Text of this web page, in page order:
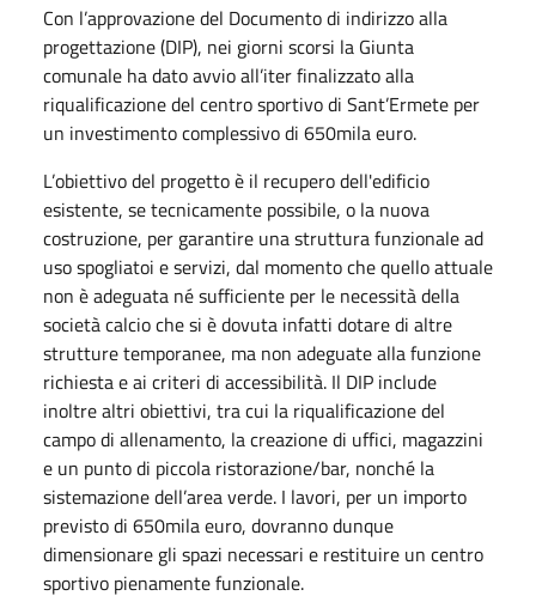
Con l’approvazione del Documento di indirizzo alla
progettazione (DIP), nei giorni scorsi la Giunta
comunale ha dato avvio all’iter finalizzato alla
riqualificazione del centro sportivo di Sant’Ermete per
un investimento complessivo di 650mila euro.
L’obiettivo del progetto è il recupero dell'edificio
esistente, se tecnicamente possibile, o la nuova
costruzione, per garantire una struttura funzionale ad
uso spogliatoi e servizi, dal momento che quello attuale
non è adeguata né sufficiente per le necessità della
società calcio che si è dovuta infatti dotare di altre
strutture temporanee, ma non adeguate alla funzione
richiesta e ai criteri di accessibilità. Il DIP include
inoltre altri obiettivi, tra cui la riqualificazione del
campo di allenamento, la creazione di uffici, magazzini
e un punto di piccola ristorazione/bar, nonché la
sistemazione dell’area verde. I lavori, per un importo
previsto di 650mila euro, dovranno dunque
dimensionare gli spazi necessari e restituire un centro
sportivo pienamente funzionale.